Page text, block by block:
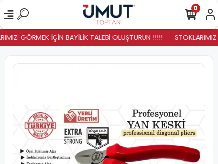
GÖRMEK İÇİN BAYİLİK TALEBİ OLUŞTURUN !!!!! STOKLARIMIZ
0